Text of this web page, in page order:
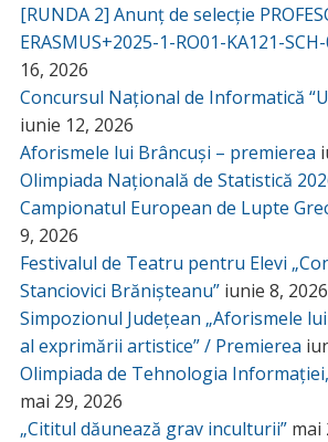
[RUNDA 2] Anunț de selecție
ERASMUS+2025-1-RO01-KA121-
16, 2026
Concursul Național de Informatică
iunie 12, 2026
Aforismele lui Brâncuși – premierea
Olimpiada Națională de Statistică
Campionatul European de Lupte
9, 2026
Festivalul de Teatru pentru Elevi
Stanciovici Brănișteanu” iunie 8, 2026
Simpozionul Județean „Aforismele
al exprimării artistice” / Premierea
Olimpiada de Tehnologia
mai 29, 2026
„Cititul dăunează grav inculturii” mai